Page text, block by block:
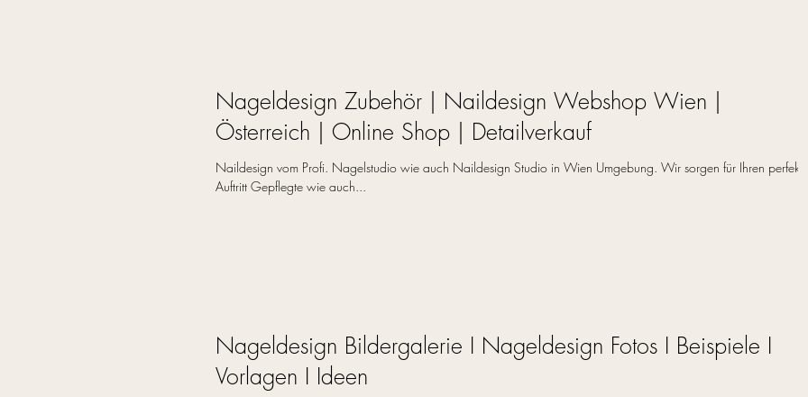
Nageldesign Zubehör | Naildesign Webshop Wien |
Österreich | Online Shop | Detailverkauf
Naildesign vom Profi. Nagelstudio wie auch Naildesign Studio in Wien Umgebung. Wir sorgen für Ihren perfekten
Auftritt Gepflegte wie auch...
Nageldesign Bildergalerie I Nageldesign Fotos I Beispiele I
Vorlagen I Ideen